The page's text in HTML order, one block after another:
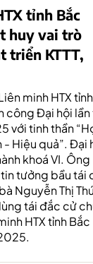
tỉnh Bắc
huy vai trò
triển KTTT,
minh HTX tỉnh
công Đại hội lần
với tinh thần
Hiệu quả”. Đại
khoá VI. Ông
tưởng bầu tái
Nguyễn Thị
tái đắc cử
HTX tỉnh Bắc